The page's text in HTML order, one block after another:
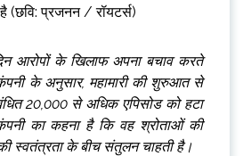
(छवि: प्रजनन / रॉयटर्स)
आरोपों के खिलाफ अपना बचाव करते
के अनुसार, महामारी की शुरुआत से
20,000 से अधिक एपिसोड को हटा
का कहना है कि वह श्रोताओं की
स्वतंत्रता के बीच संतुलन चाहती है।